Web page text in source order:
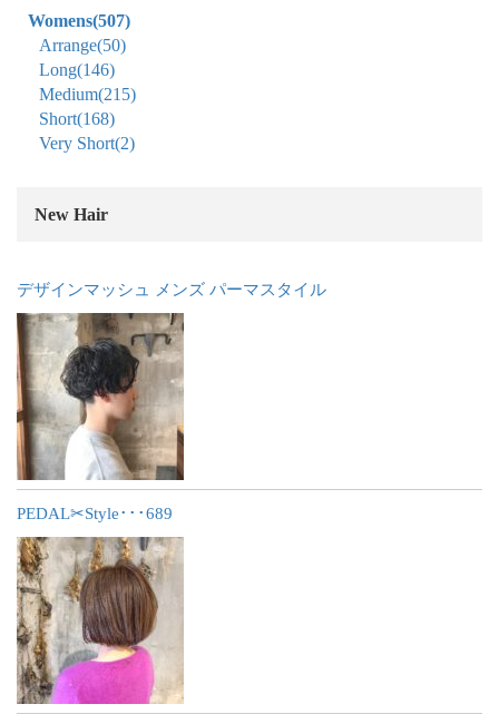
Womens(507)
Arrange(50)
Long(146)
Medium(215)
Short(168)
Very Short(2)
New Hair
デザインマッシュ メンズ パーマスタイル
PEDAL✂︎Style･･･689